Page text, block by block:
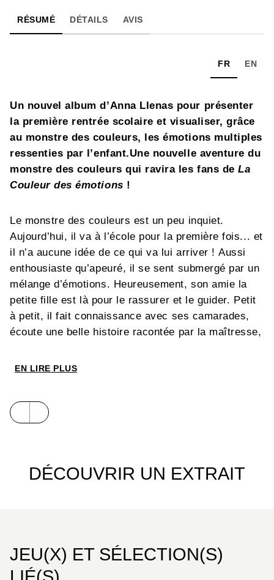
RÉSUMÉ DÉTAILS AVIS
FR EN
Un nouvel album d’Anna Llenas pour présenter
la première rentrée scolaire et visualiser, grâce
au monstre des couleurs, les émotions multiples
ressenties par l’enfant.Une nouvelle aventure du
monstre des couleurs qui ravira les fans deLa
Couleur des émotions !
Le monstre des couleurs est un peu inquiet.
Aujourd’hui, il va à l’école pour la première fois... et
il n’a aucune idée de ce qui va lui arriver ! Aussi
enthousiaste qu’apeuré, il se sent submergé par un
mélange d’émotions. Heureusement, son amie la
petite fille est là pour le rassurer et le guider. Petit
à petit, il fait connaissance avec ses camarades,
écoute une belle histoire racontée par la maîtresse,
peinture. L’école, ce n’est pas si mal finalement...
EN LIRE PLUS
DÉCOUVRIR UN EXTRAIT
JEU(X) ET SÉLECTION(S)